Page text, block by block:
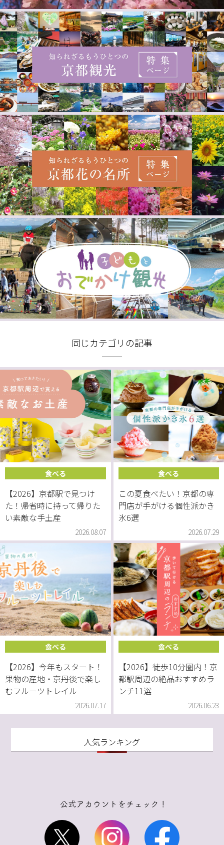
同じカテゴリの記事
食べる
【2026】京都駅で見つけ
た！帰省時に持って帰りた
い素敵な手土産
2026.08.07
食べる
この夏食べたい！京都の専
門店が手がける個性派かき
氷6選
2026.07.29
食べる
【2026】今年もスタート！
果物の産地・京丹後で楽し
むフルーツトレイル
2026.07.17
食べる
【2026】徒歩10分圏内！京
都駅周辺の絶品おすすめラ
ンチ11選
2026.06.23
人気ランキング